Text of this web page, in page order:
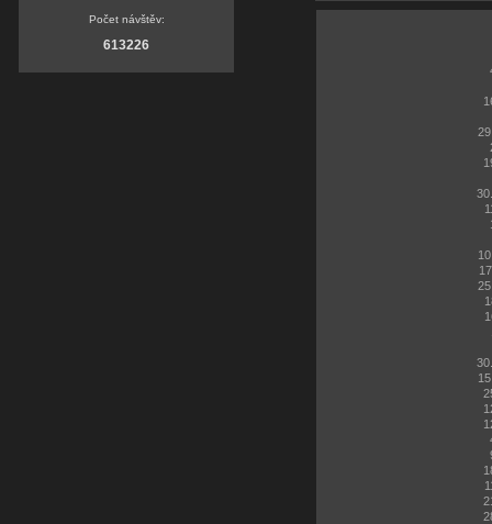
Počet návštěv:
613226